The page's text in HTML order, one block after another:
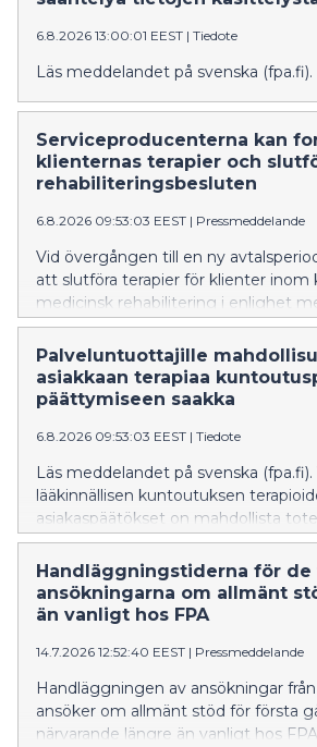
FPA anser dock att bestämmelserna
behandling och utnyttjande av
kompletteras för att lagstiftningen
helhet och trygga dataskyddet för
FPA skulle i större utsträckning
bekämpningen av organiserad
att FPA som verkställare av den
förfogar över uppgifter som kan ha
identifiering och bekämpning av
hänför sig till FPA:s förmåner har i
konstaterats vara en del av en mer
brottshelhet. Enligt
6.8.2026 13:00:01 EEST | Tiedote
Läs meddelandet på svenska (fpa.fi).
Serviceproducenterna kan
klienternas terapier och
rehabiliteringsbesluten
6.8.2026 09:53:03 EEST | Pressmeddelande
Vid övergången till en ny
att slutföra terapier för klienter inom
medicinsk rehabilitering i enlighet
den servicebeskrivning som löper ut
31.12.2026. Detta gäller alla
närvarande tillhandahåller terapi
medicinsk rehabilitering.
Palveluntuottajille
asiakkaan terapiaa
päättymiseen saakka
6.8.2026 09:53:03 EEST | Tiedote
Läs meddelandet på svenska (fpa.fi).
lääkinnällisen kuntoutuksen
asiakaspäätökset on mahdollista
31.12.2026 päättyvän sopimuksen ja
mukaisesti sopimuskauden
kaikkia nykyisiä vaativan
terapioiden palveluntuottajia.
Handläggningstiderna för de
ansökningarna om allmänt
än vanligt hos FPA
14.7.2026 12:52:40 EEST | Pressmeddelande
Handläggningen av ansökningar
ansöker om allmänt stöd för första
närvarande längre än vanligt hos